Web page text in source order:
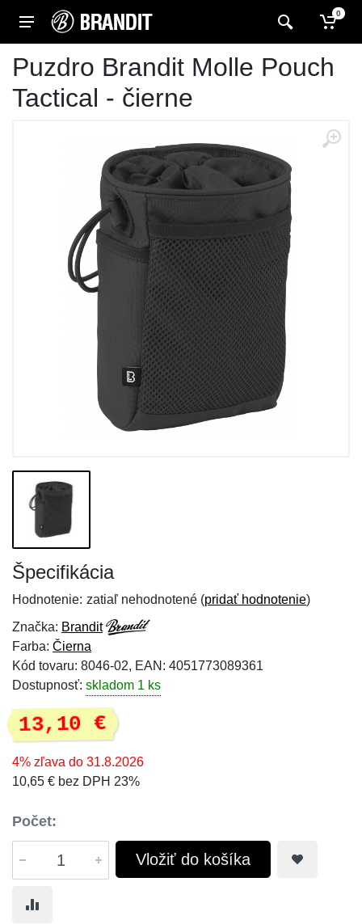
0
Puzdro Brandit Molle Pouch
Tactical - čierne
Špecifikácia
Hodnotenie: zatiaľ nehodnotené (pridať hodnotenie)
Značka: Brandit
Farba: Čierna
Kód tovaru: 8046-02, EAN: 4051773089361
Dostupnosť: skladom 1 ks
13,10 €
4% zľava do 31.8.2026
10,65 € bez DPH 23%
Počet:
Vložiť do košíka